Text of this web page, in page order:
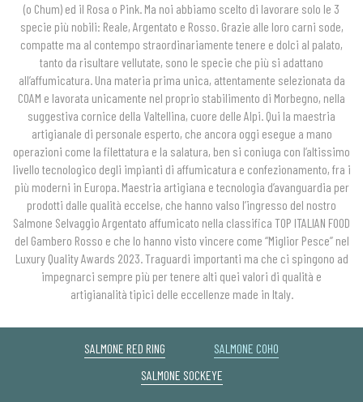
(o Chum) ed il Rosa o Pink. Ma noi abbiamo scelto di lavorare solo le 3
specie più nobili: Reale, Argentato e Rosso. Grazie alle loro carni sode,
compatte ma al contempo straordinariamente tenere e dolci al palato,
tanto da risultare vellutate, sono le specie che più si adattano
all’affumicatura. Una materia prima unica, attentamente selezionata da
COAM e lavorata unicamente nel proprio stabilimento di Morbegno, nella
suggestiva cornice della Valtellina, cuore delle Alpi. Qui la maestria
artigianale di personale esperto, che ancora oggi esegue a mano
operazioni come la filettatura e la salatura, ben si coniuga con l’altissimo
livello tecnologico degli impianti di affumicatura e confezionamento, fra i
più moderni in Europa. Maestria artigiana e tecnologia d’avanguardia per
prodotti dalle qualità eccelse, che hanno valso l’ingresso del nostro
Salmone Selvaggio Argentato affumicato nella classifica TOP ITALIAN FOOD
del Gambero Rosso e che lo hanno visto vincere come “Miglior Pesce” nel
Luxury Quality Awards 2023. Traguardi importanti ma che ci spingono ad
impegnarci sempre più per tenere alti quei valori di qualità e
artigianalità tipici delle eccellenze made in Italy.
SALMONE RED RING
SALMONE COHO
SALMONE SOCKEYE